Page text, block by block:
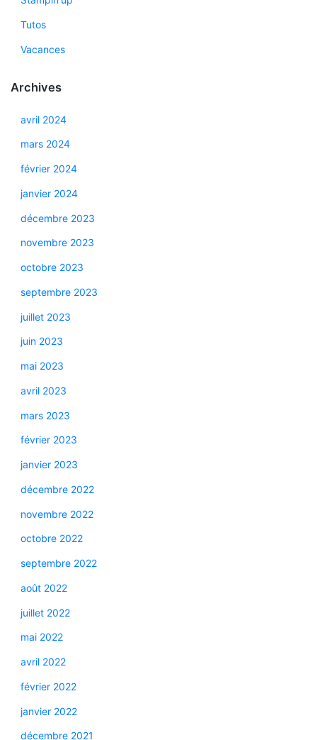
Tutos
Vacances
Archives
avril 2024
mars 2024
février 2024
janvier 2024
décembre 2023
novembre 2023
octobre 2023
septembre 2023
juillet 2023
juin 2023
mai 2023
avril 2023
mars 2023
février 2023
janvier 2023
décembre 2022
novembre 2022
octobre 2022
septembre 2022
août 2022
juillet 2022
mai 2022
avril 2022
février 2022
janvier 2022
décembre 2021